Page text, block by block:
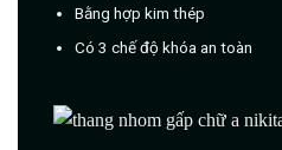
Bằng hợp kim thép
Có 3 chế độ khóa an toàn